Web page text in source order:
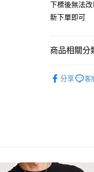
街口支付
ATM付款
運送方式
7-11取貨付款
下標後無法
新下單即可
商品相關分
分享 客